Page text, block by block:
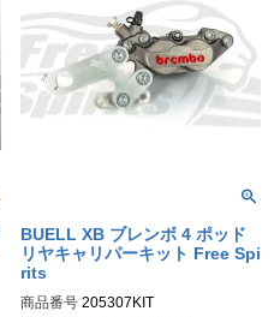
BUELL XB ブレンボ 4 ポッド
リヤキャリパーキット Free Spi
rits
商品番号 205307KIT